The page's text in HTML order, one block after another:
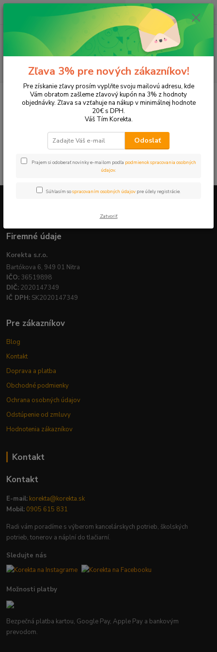
Hľadať
ks
za 0,00 EUR
Tonery a náplne do tlačiarní Hewlett Packard
HP LaserJet
LaserJet 4L
V tejto kategórii nebol nájdený žiadny tovar.
Firemné údaje a informácie
Firemné údaje
Korekta s.r.o.
Bartókova 6, 949 01 Nitra
IČO: 36519898
DIČ: 2020147349
IČ DPH: SK2020147349
Pre zákazníkov
Blog
Kontakt
Doprava a platba
Obchodné podmienky
Ochrana osobných údajov
Odstúpenie od zmluvy
Hodnotenia zákazníkov
Kontakt
Kontakt
E-mail: korekta@korekta.sk
Mobil: 0905 615 831
Radi vám poradíme s výberom kancelárskych potrieb, školských
potrieb, tonerov a náplní do tlačiarní.
Sledujte nás
Možnosti platby
Bezpečná platba kartou, Google Pay, Apple Pay a bankovým
prevodom.
Zľava 3% pre nových zákazníkov!
Pre získanie zľavy prosím vyplňte svoju mailovú adresu, kde
Vám obratom zašleme zľavový kupón na 3% z hodnoty
objednávky. Zľava sa vzťahuje na nákup v minimálnej hodnote
20€ s DPH.
Váš Tím Korekta.
Odoslať
Prajem si odoberať novinky e-mailom podľa podmienok spracovania osobných
údajov.
Súhlasím sospracovaním osobných údajov pre účely registrácie.
Zatvoriť